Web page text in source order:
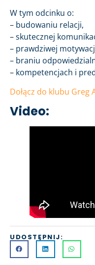
W tym odcinku o:
– budowaniu relacji,
– skutecznej
– prawdziwej
– braniu
– kompetencjach i
Dołącz do klubu Greg
Video:
UDOSTĘPNIJ: